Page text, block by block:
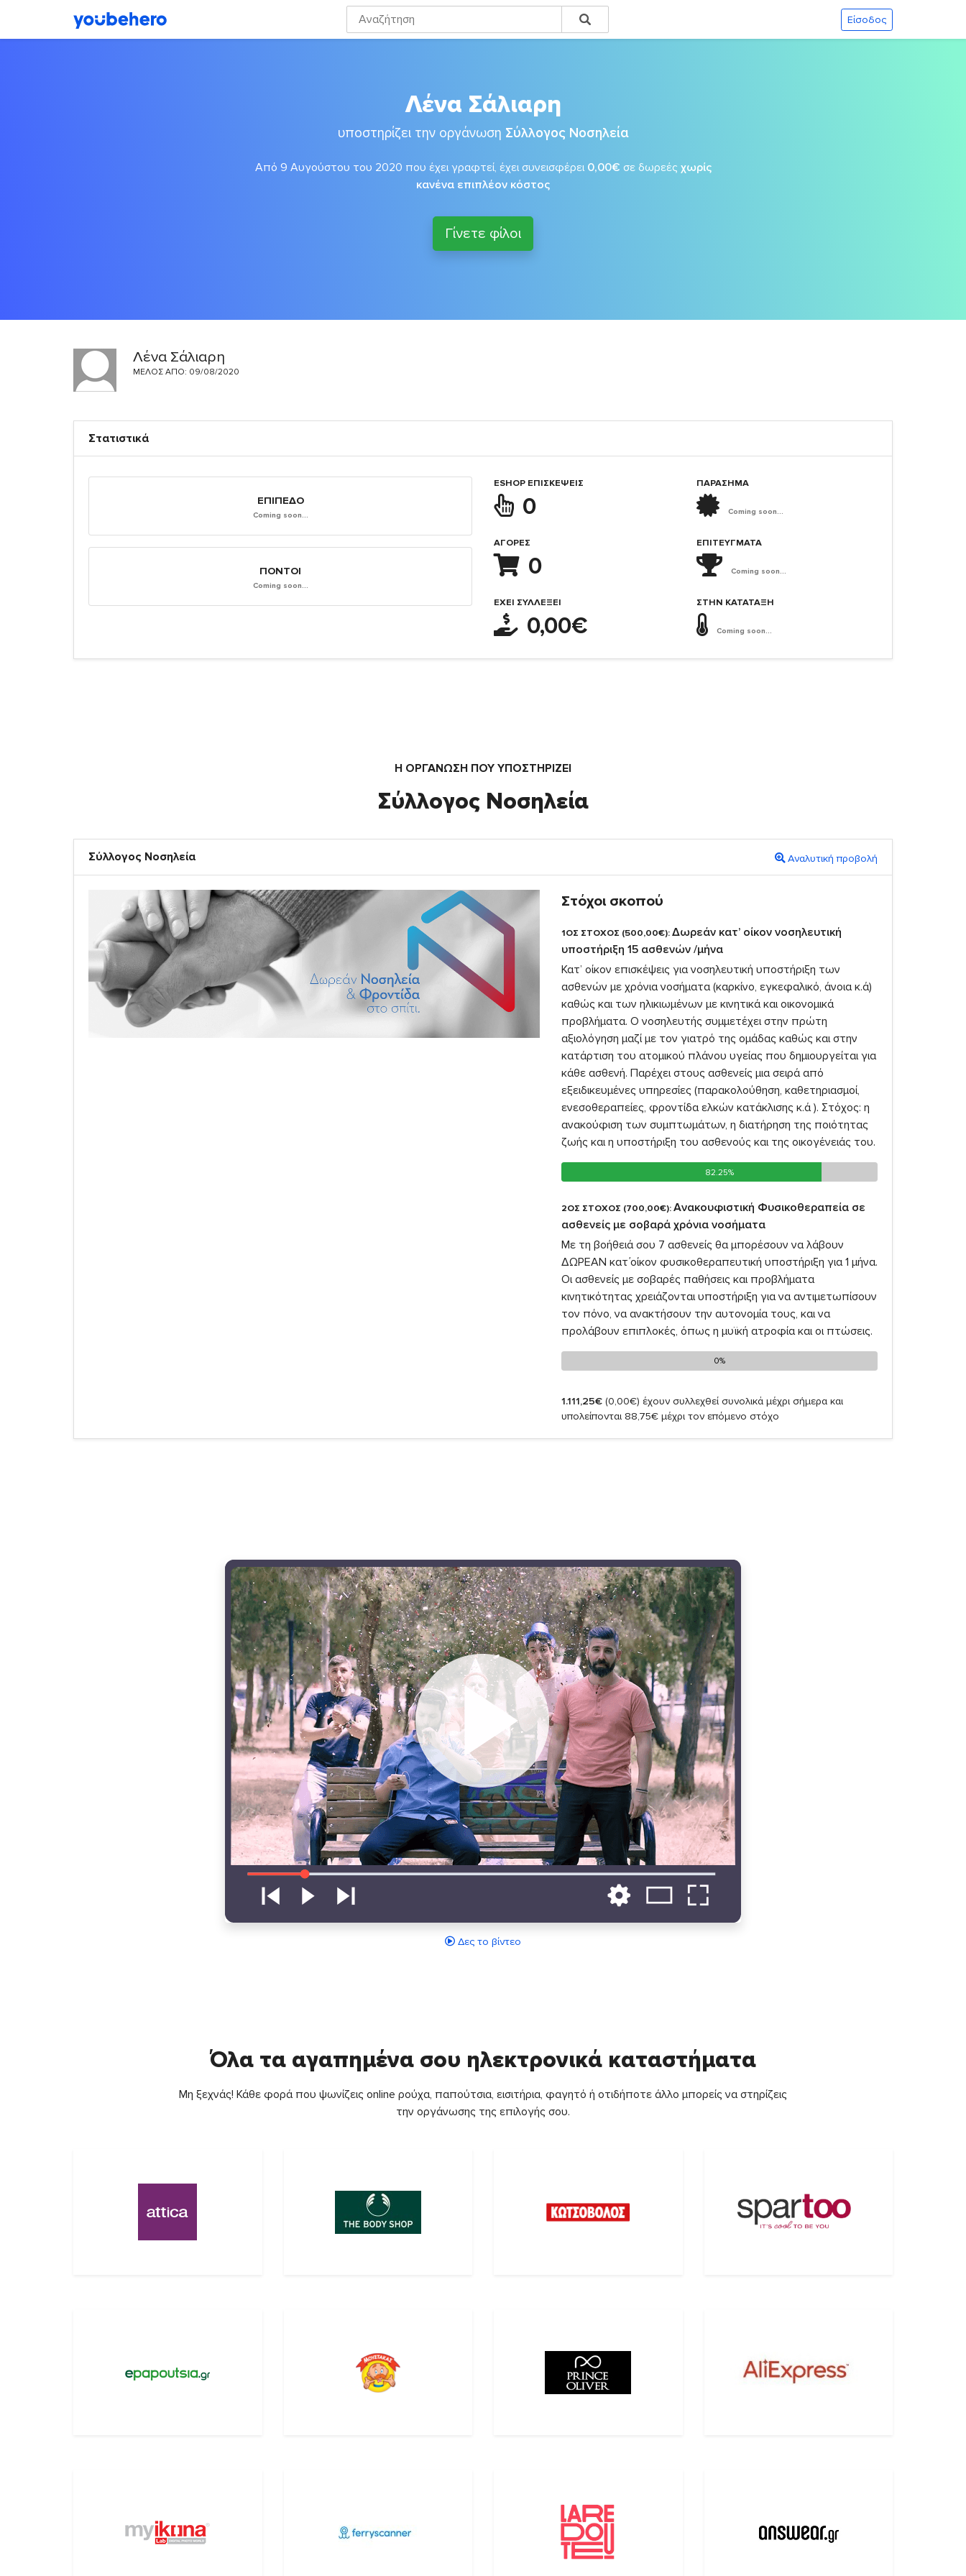
Είσοδος
Λένα Σάλιαρη
υποστηρίζει την οργάνωση Σύλλογος Νοσηλεία
Από 9 Αυγούστου του 2020 που έχει γραφτεί, έχει συνεισφέρει 0,00€ σε δωρεές χωρίς
κανένα επιπλέον κόστος
Γίνετε φίλοι
Λένα Σάλιαρη
ΜΈΛΟΣ ΑΠΌ: 09/08/2020
Στατιστικά
ΕΠΊΠΕΔΟ
Coming soon...
ΠΌΝΤΟΙ
Coming soon...
ESHOP ΕΠΙΣΚΈΨΕΙΣ
0
ΑΓΟΡΈΣ
0
ΈΧΕΙ ΣΥΛΛΈΞΕΙ
0,00€
ΠΑΡΑΣΗΜΑ
Coming soon...
ΕΠΙΤΕΎΓΜΑΤΑ
Coming soon...
ΣΤΗΝ ΚΑΤΆΤΑΞΗ
Coming soon...
Η ΟΡΓΆΝΩΣΗ ΠΟΥ ΥΠΟΣΤΗΡΙΖΕΙ
Σύλλογος Νοσηλεία
Σύλλογος Νοσηλεία Αναλυτική προβολή
Στόχοι σκοπού
1ΟΣ ΣΤΟΧΟΣ (500,00€):Δωρεάν κατ’ οίκον νοσηλευτική
υποστήριξη 15 ασθενών /μήνα
Κατ’ οίκον επισκέψεις για νοσηλευτική υποστήριξη των
ασθενών με χρόνια νοσήματα (καρκίνο, εγκεφαλικό, άνοια κ.ά)
καθώς και των ηλικιωμένων με κινητικά και οικονομικά
προβλήματα. Ο νοσηλευτής συμμετέχει στην πρώτη
αξιολόγηση μαζί με τον γιατρό της ομάδας καθώς και στην
κατάρτιση του ατομικού πλάνου υγείας που δημιουργείται για
κάθε ασθενή. Παρέχει στους ασθενείς μια σειρά από
εξειδικευμένες υπηρεσίες (παρακολούθηση, καθετηριασμοί,
ενεσοθεραπείες, φροντίδα ελκών κατάκλισης κ.ά ). Στόχος: η
ανακούφιση των συμπτωμάτων, η διατήρηση της ποιότητας
ζωής και η υποστήριξη του ασθενούς και της οικογένειάς του.
82.25%
82.25%
2ΟΣ ΣΤΟΧΟΣ (700,00€):Ανακουφιστική Φυσικοθεραπεία σε
ασθενείς με σοβαρά χρόνια νοσήματα
Με τη βοήθειά σου 7 ασθενείς θα μπορέσουν να λάβουν
ΔΩΡΕΑΝ κατ΄οίκον φυσικοθεραπευτική υποστήριξη για 1 μήνα.
Οι ασθενείς με σοβαρές παθήσεις και προβλήματα
κινητικότητας χρειάζονται υποστήριξη για να αντιμετωπίσουν
τον πόνο, να ανακτήσουν την αυτονομία τους, και να
προλάβουν επιπλοκές, όπως η μυϊκή ατροφία και οι πτώσεις.
0%
0%
1.111,25€ (0,00€) έχουν συλλεχθεί συνολικά μέχρι σήμερα και
υπολείπονται 88,75€ μέχρι τον επόμενο στόχο
Δες το βίντεο
Όλα τα αγαπημένα σου ηλεκτρονικά καταστήματα
Μη ξεχνάς! Κάθε φορά που ψωνίζεις online ρούχα, παπούτσια, εισιτήρια, φαγητό ή οτιδήποτε άλλο μπορείς να στηρίζεις
την οργάνωσης της επιλογής σου.